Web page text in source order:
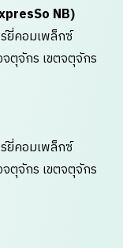
NB)
ยี่คอมเพล็กซ์
ตุจักร เขตจตุจักร
ยี่คอมเพล็กซ์
ตุจักร เขตจตุจักร